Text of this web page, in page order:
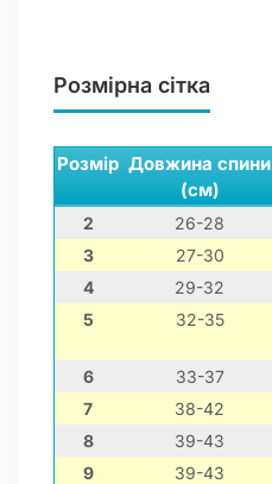
Розмірна сітка
Розмір Довжина спини
(см)
2 26-28
3
27-30
4
29-32
5
32-35
6 33-37
7
38-42
8
39-43
9
39-43